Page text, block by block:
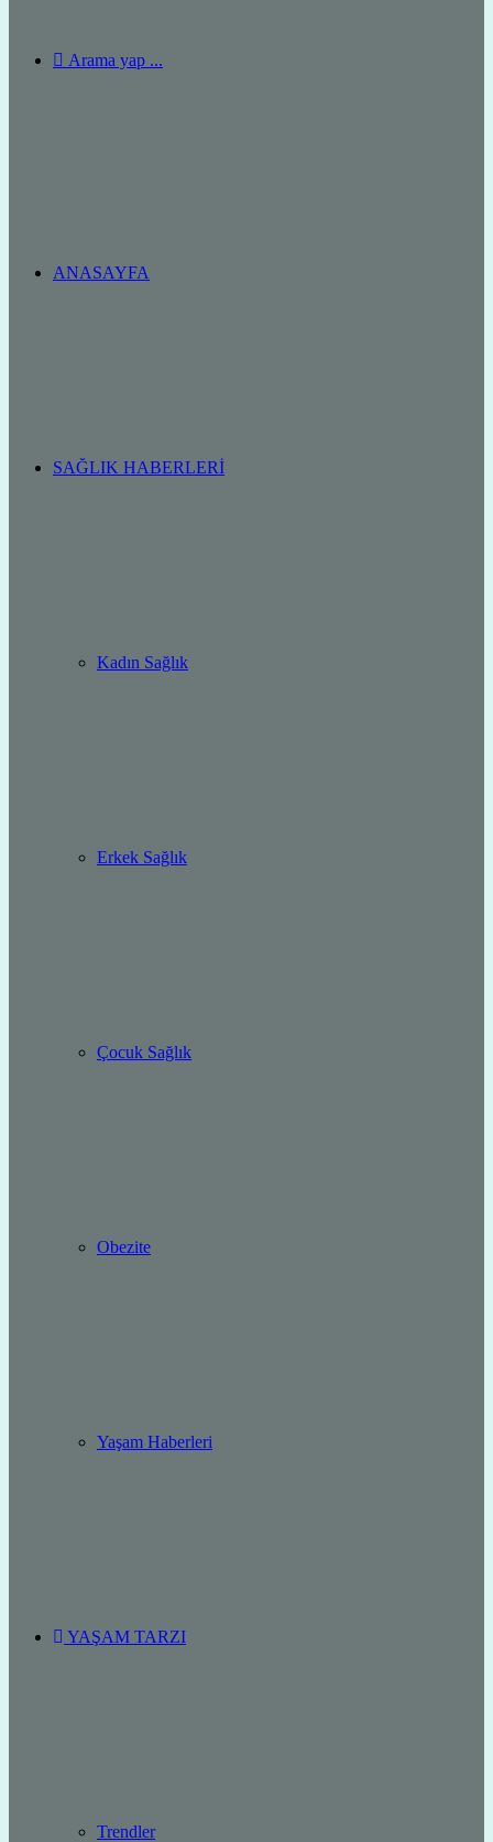
Arama yap ...
ANASAYFA
SAĞLIK HABERLERI
Kadın Sağlık
Erkek Sağlık
Çocuk Sağlık
Obezite
Yaşam Haberleri
YAŞAM TARZI
Trendler